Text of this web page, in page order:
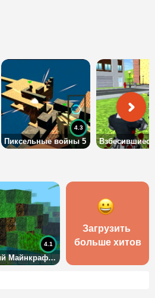
Пиксельные войны 5
4.3
Новый Майнкрафт 3Д
4.1
Загрузить
больше хитов